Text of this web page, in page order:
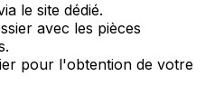
le site dédié.
avec les pièces
pour l'obtention de votre